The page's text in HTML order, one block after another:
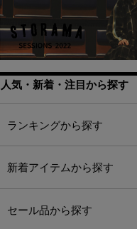
a
v
i
g
a
o
n
人気・新着・注目から探す
ランキングから探す
新着アイテムから探す
セール品から探す